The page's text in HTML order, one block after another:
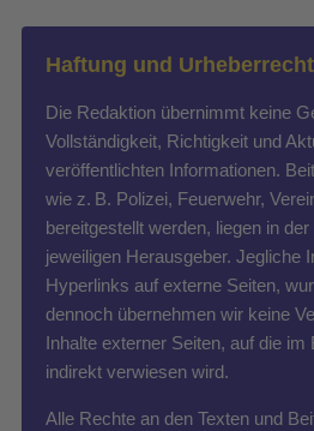
Haftung und Urheberrecht
Die Redaktion übernimmt keine
Vollständigkeit, Richtigkeit und
veröffentlichten Informationen.
wie z. B. Polizei, Feuerwehr,
bereitgestellt werden, liegen in
jeweiligen Herausgeber. Jegliche
Hyperlinks auf externe Seiten,
dennoch übernehmen wir keine
Inhalte externer Seiten, auf die im
indirekt verwiesen wird.
Alle Rechte an den Texten und